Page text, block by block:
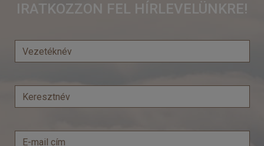
IRATKOZZON FEL HÍRLEVELÜNKRE!